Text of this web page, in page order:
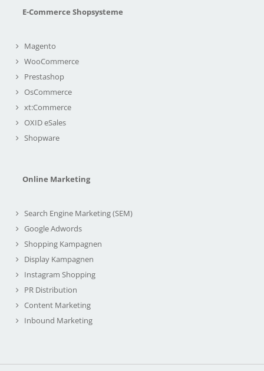
E-Commerce Shopsysteme
Magento
WooCommerce
Prestashop
OsCommerce
xt:Commerce
OXID eSales
Shopware
Online Marketing
Search Engine Marketing (SEM)
Google Adwords
Shopping Kampagnen
Display Kampagnen
Instagram Shopping
PR Distribution
Content Marketing
Inbound Marketing